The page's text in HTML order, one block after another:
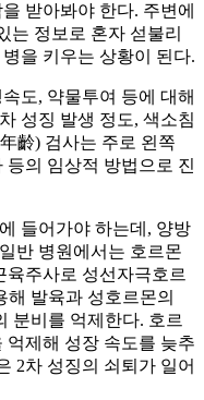
받아봐야 한다. 주변에
는 정보로 혼자 섣불리
을 키우는 상황이 된다.
도, 약물투여 등에 대해
성징 발생 정도, 색소침
齡) 검사는 주로 왼쪽
의 임상적 방법으로 진
들어가야 하는데, 양방
반 병원에서는 호르몬
육주사로 성선자극호르
발육과 성호르몬의
분비를 억제한다. 호르
억제해 성장 속도를 늦추
2차 성징의 쇠퇴가 일어